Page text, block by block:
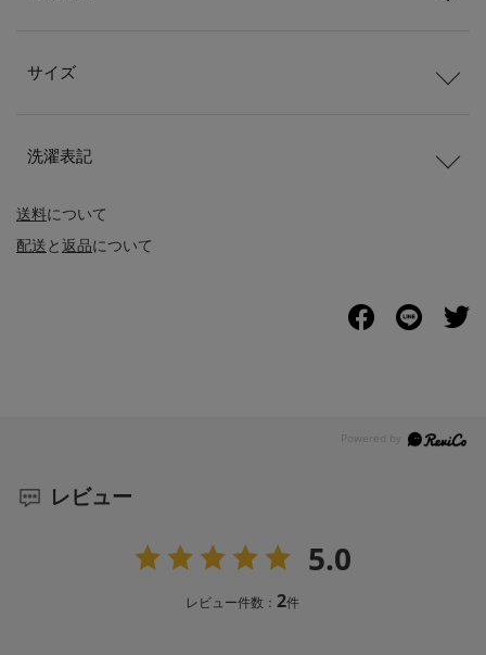
送料について
配送と返品について
サイズ
洗濯表記
レビュー
5.0
レビュー件数：2件